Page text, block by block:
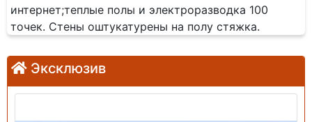
интернет;теплые полы и электроразводка 100
точек. Стены оштукатурены на полу стяжка.
Эксклюзив